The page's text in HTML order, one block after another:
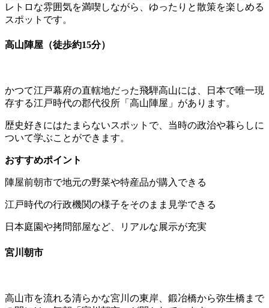
レトロな雰囲気を満喫しながら、ゆったりと散策を楽しめる
スポットです。
高山陣屋（徒歩約15分）
かつて江戸幕府の直轄地だった飛騨高山には、日本で唯一現
存する江戸時代の郡代役所「高山陣屋」があります。
歴史好きにはたまらないスポットで、当時の政治や暮らしに
ついて学ぶことができます。
おすすめポイント
陣屋前朝市で地元の野菜や特産品が購入できる
江戸時代の行政機関の様子をそのまま見学できる
日本庭園や拷問部屋など、リアルな展示が充実
宮川朝市
高山市を流れる清らかな宮川の東岸、鍛冶橋から弥生橋まで